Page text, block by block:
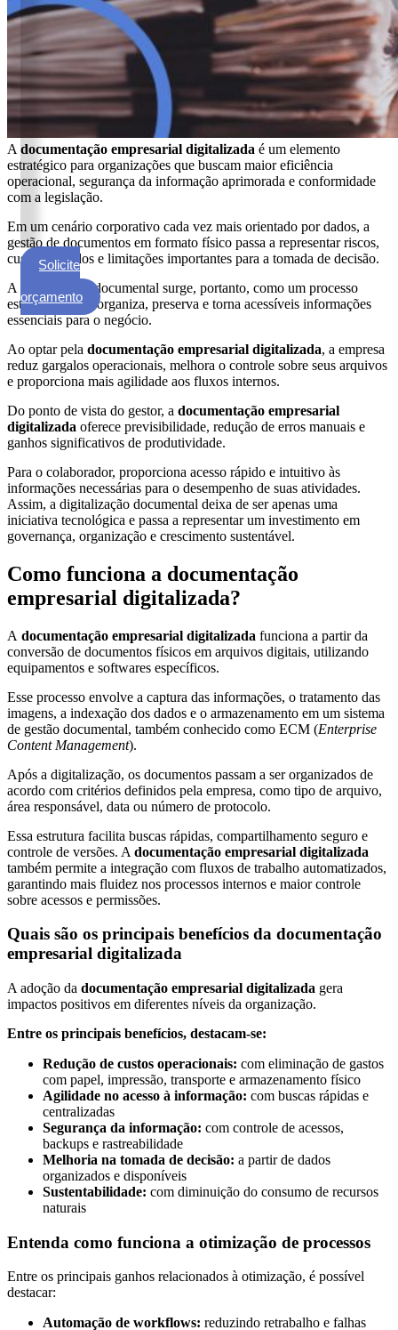
ECM
Formalização
e
Processamento
de
Documentos
Gestão
de
Documentos
de
Documentos
de
Documentos
de
Documentos
Conversão
de
Mídias
C.O.L.D
WEB
Cases
CENTRALINF
Quem
Somos
Nossas
Políticas
Política
de
Privacidade
Política
de
Cookies
da
Informação
Cibernética
da
de
Vendas
de
Proteção
a
Geral
de
Proteção
de
Dados
Blog
Contato
Orçamento
Conosco
Solicite
orçamento
A documentação empresarial digitalizada é um elemento
estratégico para organizações que buscam maior eficiência
operacional, segurança da informação aprimorada e conformidade
com a legislação.
Em um cenário corporativo cada vez mais orientado por dados, a
gestão de documentos em formato físico passa a representar riscos,
custos elevados e limitações importantes para a tomada de decisão.
A digitalização documental surge, portanto, como um processo
estruturado que organiza, preserva e torna acessíveis informações
essenciais para o negócio.
Ao optar pela documentação empresarial digitalizada, a empresa
reduz gargalos operacionais, melhora o controle sobre seus arquivos
e proporciona mais agilidade aos fluxos internos.
Do ponto de vista do gestor, a documentação empresarial
digitalizada oferece previsibilidade, redução de erros manuais e
ganhos significativos de produtividade.
Para o colaborador, proporciona acesso rápido e intuitivo às
informações necessárias para o desempenho de suas atividades.
Assim, a digitalização documental deixa de ser apenas uma
iniciativa tecnológica e passa a representar um investimento em
governança, organização e crescimento sustentável.
Como funciona a documentação
empresarial digitalizada?
A documentação empresarial digitalizada funciona a partir da
conversão de documentos físicos em arquivos digitais, utilizando
equipamentos e softwares específicos.
Esse processo envolve a captura das informações, o tratamento das
imagens, a indexação dos dados e o armazenamento em um sistema
de gestão documental, também conhecido como ECM (Enterprise
Content Management).
Após a digitalização, os documentos passam a ser organizados de
acordo com critérios definidos pela empresa, como tipo de arquivo,
área responsável, data ou número de protocolo.
Essa estrutura facilita buscas rápidas, compartilhamento seguro e
controle de versões. A documentação empresarial digitalizada
também permite a integração com fluxos de trabalho automatizados,
garantindo mais fluidez nos processos internos e maior controle
sobre acessos e permissões.
Quais são os principais benefícios da documentação
empresarial digitalizada
A adoção da documentação empresarial digitalizada gera
impactos positivos em diferentes níveis da organização.
Entre os principais benefícios, destacam-se:
Redução de custos operacionais: com eliminação de gastos
com papel, impressão, transporte e armazenamento físico
Agilidade no acesso à informação: com buscas rápidas e
centralizadas
Segurança da informação: com controle de acessos,
backups e rastreabilidade
Melhoria na tomada de decisão: a partir de dados
organizados e disponíveis
Sustentabilidade: com diminuição do consumo de recursos
naturais
Entenda como funciona a otimização de processos
Entre os principais ganhos relacionados à otimização, é possível
destacar:
Automação de workflows: reduzindo retrabalho e falhas